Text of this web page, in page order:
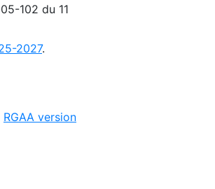
102 du 11
2027.
RGAA version